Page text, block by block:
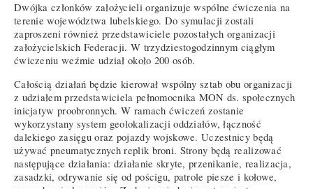
Dwójka członków założycieli organizuje wspólne ćwiczenia na
terenie województwa lubelskiego. Do symulacji zostali
zaproszeni również przedstawiciele pozostałych organizacji
założycielskich Federacji. W trzydziestogodzinnym ciągłym
ćwiczeniu weźmie udział około 200 osób.
Całością działań będzie kierował wspólny sztab obu organizacji
z udziałem przedstawiciela pełnomocnika MON ds. społecznych
inicjatyw proobronnych. W ramach ćwiczeń zostanie
wykorzystany system geolokalizacji oddziałów, łączność
dalekiego zasięgu oraz pojazdy wojskowe. Uczestnicy będą
używać pneumatycznych replik broni. Strony będą realizować
następujące działania: działanie skryte, przenikanie, realizacja,
zasadzki, odrywanie się od pościgu, patrole piesze i kołowe,